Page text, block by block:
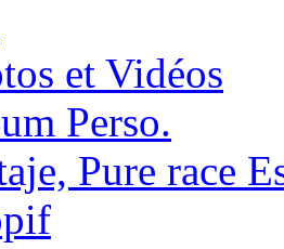
et Vidéos
Perso.
Pure race